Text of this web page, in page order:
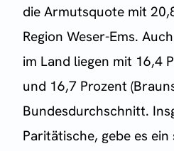
die Armutsquote mit
Region Weser-Ems.
im Land liegen mit 16,4
und 16,7 Prozent
Bundesdurchschnitt.
Paritätische, gebe es